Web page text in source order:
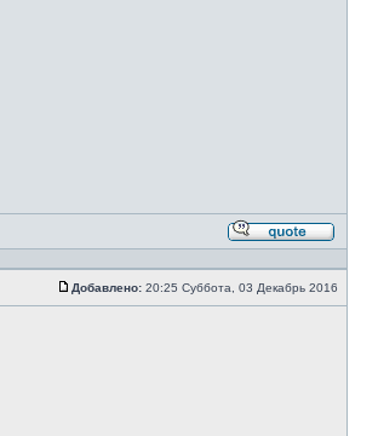
Сообщение
Добавлено: 20:25 Суббота, 03 Декабрь 2016